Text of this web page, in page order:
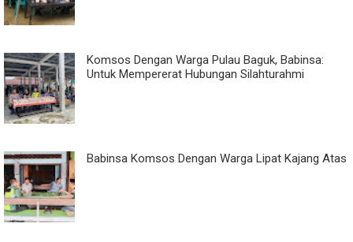
Komsos Dengan Warga Pulau Baguk, Babinsa:
Untuk Mempererat Hubungan Silahturahmi
Babinsa Komsos Dengan Warga Lipat Kajang Atas